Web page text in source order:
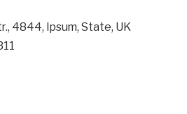
4844, Ipsum, State, UK